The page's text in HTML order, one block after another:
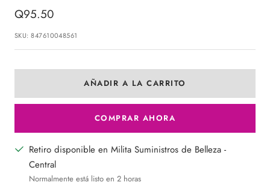
Precio
de
venta
Q95.50
SKU:847610048561
AÑADIR A LA CARRITO
COMPRAR AHORA
Retiro disponible en Milita Suministros de Belleza -
Central
Normalmente está listo en 2 horas